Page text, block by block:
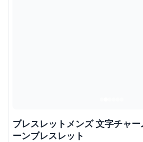
ブレスレットメンズ 文字チャ
ーンブレスレット